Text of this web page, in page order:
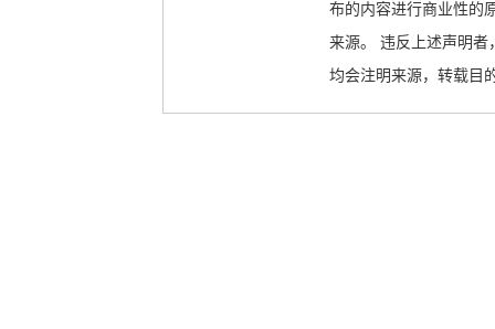
布的内容进行商业性的
来源。 违反上述声明
均会注明来源，转载目